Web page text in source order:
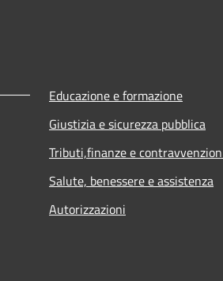
Educazione e formazione
Giustizia e sicurezza pubblica
Tributi,finanze e
Salute, benessere e assistenza
Autorizzazioni